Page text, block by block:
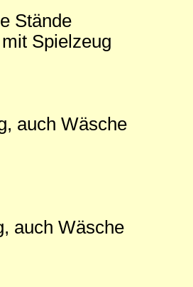
Stände
Spielzeug
auch Wäsche
auch Wäsche